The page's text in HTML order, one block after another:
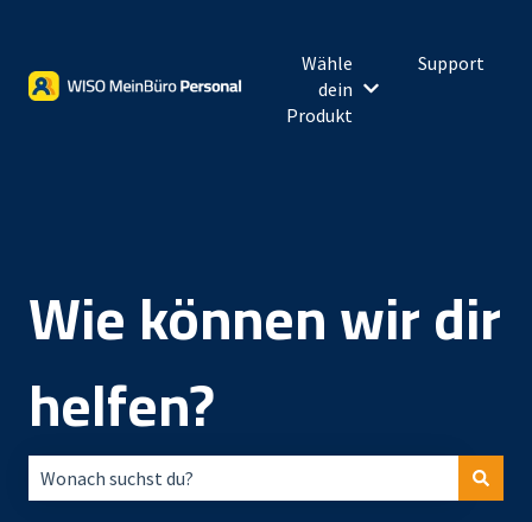
Wähle
dein
Produkt
Untermenü für
Support
Wie können wir dir
helfen?